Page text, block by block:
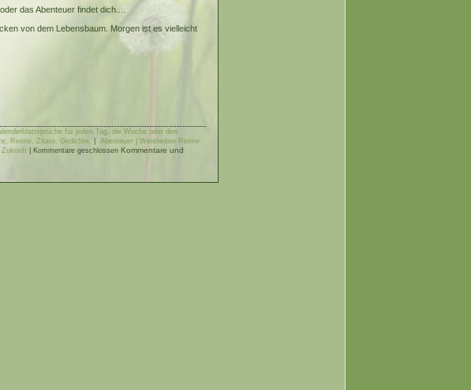
das Abenteuer findet dich....
von dem Lebensbaum. Morgen ist es vielleicht
für jeden Tag, die Woche oder den
Reime, Zitate, Gedichte,
Abenteuer | Weisheiten Reime
Zukunft Kommentare geschlossen Kommentare und